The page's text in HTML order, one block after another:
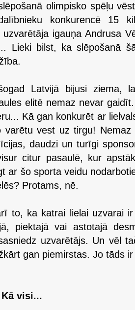
olimpisko spēļu
konkurencē 15
uzvarētāja igauņa Andrusa
Lieki bilst, ka slēpošanā
Latvijā bijusi ziema,
elitē nemaz nevar
Kā gan konkurēt ar
varētu vest uz tirgu!
daudzi un turīgi
citur pasaulē, kur
ar šo sporta veidu
Protams, nē.
to, ka katrai lielai uzvarai
piektajā vai astotajā
uzvarētājs. Un vēl
gan piemirstas. Jo tāds
visi...